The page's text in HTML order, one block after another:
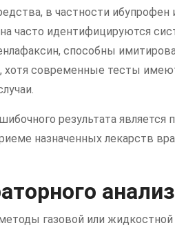
в частности
часто идентифицируются
способны
хотя современные тесты
результата
назначенных лекарств
газовой или